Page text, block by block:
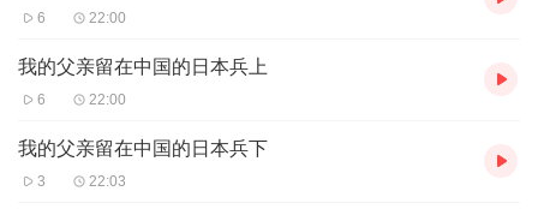
6 22:00
我的父亲留在中国的日本兵上
6 22:00
我的父亲留在中国的日本兵下
3 22:03